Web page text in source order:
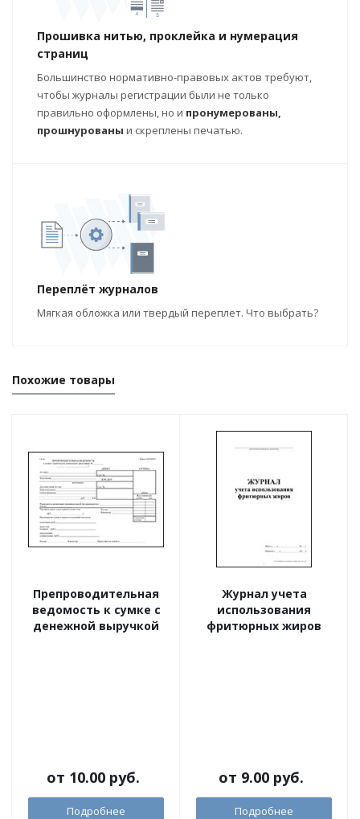
Прошивка нитью, проклейка и нумерация
страниц
Большинство нормативно-правовых актов требуют,
чтобы журналы регистрации были не только
правильно оформлены, но и пронумерованы,
прошнурованы и скреплены печатью.
Переплёт журналов
Мягкая обложка или твердый переплет. Что выбрать?
Похожие товары
Препроводительная
ведомость к сумке с
денежной выручкой
от 10.00 руб.
Подробнее
Журнал учета
использования
фритюрных жиров
от 9.00 руб.
Подробнее